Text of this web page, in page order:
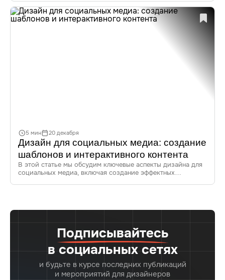
а также рассмотрим примеры успешных дашбордов
и лучшие практики дизайна.
В условиях, когда объем информации растет с каждым
Дизайн для социальных медиа: создание
шаблонов и интерактивного контента
В этой статье мы обсудим ключевые аспекты дизайна для
социальных медиа, включая создание эффектных
5 мин 20 декабря
Подписывайтесь
в социальных сетях
и будьте в курсе последних публикаций
и мероприятий для дизайнеров